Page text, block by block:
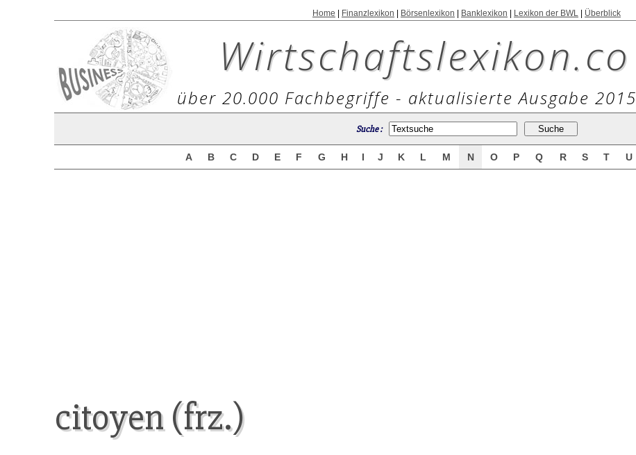
Home Finanzlexikon Börsenlexikon Banklexikon Lexikon der BWL Überblick
Wirtschaftslexikon.co
über 20.000 Fachbegriffe - aktualisierte Ausgabe 2015
Suche :
A B C D E F G H I J K L M N O P Q R S T U
citoyen (frz.)